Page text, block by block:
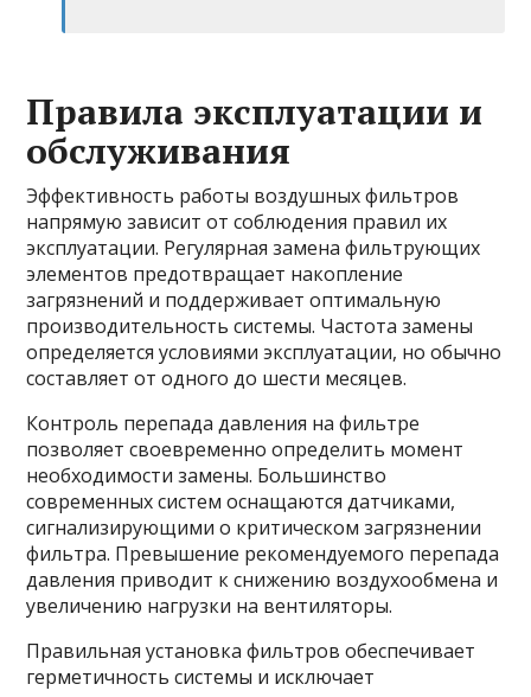
Правила эксплуатации и
обслуживания
Эффективность работы воздушных фильтров
напрямую зависит от соблюдения правил их
эксплуатации. Регулярная замена фильтрующих
элементов предотвращает накопление
загрязнений и поддерживает оптимальную
производительность системы. Частота замены
определяется условиями эксплуатации, но обычно
составляет от одного до шести месяцев.
Контроль перепада давления на фильтре
позволяет своевременно определить момент
необходимости замены. Большинство
современных систем оснащаются датчиками,
сигнализирующими о критическом загрязнении
фильтра. Превышение рекомендуемого перепада
давления приводит к снижению воздухообмена и
увеличению нагрузки на вентиляторы.
Правильная установка фильтров обеспечивает
герметичность системы и исключает